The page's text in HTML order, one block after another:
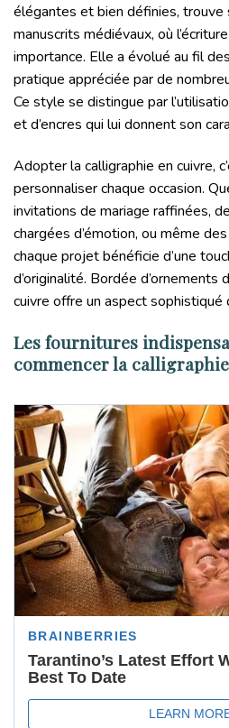
élégantes et bien définies, trouve
manuscrits médiévaux, où
importance. Elle a évolué au fil
pratique appréciée par de
Ce style se distingue par
et d’encres qui lui donnent son
Adopter la calligraphie en cuivre,
personnaliser chaque occasion.
invitations de mariage raffinées,
chargées d’émotion, ou même
chaque projet bénéficie d’une
d’originalité. Bordée d’ornements
cuivre offre un aspect sophistiqué
Les fournitures
commencer la